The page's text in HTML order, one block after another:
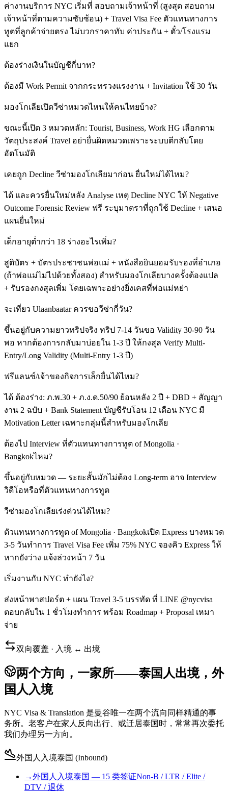
ค่างานบริการ NYC เริ่มที่ สอบถามเจ้าหน้าที่ (สูงสุด สอบถาม
เจ้าหน้าที่ตามความซับซ้อน) + Travel Visa Fee ตัวแทนทางการ
ทูตที่ลูกค้าจ่ายตรง ไม่บวกราคาทับ ค่าประกัน + ตั๋ว/โรงแรม
แยก
ต้องร่างเงินในบัญชีกี่บาท?
ต้องมี Work Permit จากกระทรวงแรงงาน + Invitation ใช้ 30 วัน
มองโกเลียเปิดวีซ่าหมวดไหนให้คนไทยบ้าง?
ขณะนี้เปิด 3 หมวดหลัก: Tourist, Business, Work HG เลือกตาม
วัตถุประสงค์ Travel อย่ายื่นผิดหมวดเพราะระบบตีกลับโดย
อัตโนมัติ
เคยถูก Decline วีซ่ามองโกเลียมาก่อน ยื่นใหม่ได้ไหม?
ได้ และควรยื่นใหม่หลัง Analyse เหตุ Decline NYC ให้ Negative
Outcome Forensic Review ฟรี ระบุมาตราที่ถูกใช้ Decline + เสนอ
แผนยื่นใหม่
เด็กอายุต่ำกว่า 18 ร่างอะไรเพิ่ม?
สูติบัตร + บัตรประชาชนพ่อแม่ + หนังสือยินยอมรับรองที่อำเภอ
(ถ้าพ่อแม่ไม่ไปด้วยทั้งสอง) สำหรับมองโกเลียบางครั้งต้องแปล
+ รับรองกงสุลเพิ่ม โดยเฉพาะอย่างยิ่งเคสที่พ่อแม่หย่า
จะเที่ยว Ulaanbaatar ควรขอวีซ่ากี่วัน?
ขึ้นอยู่กับความยาวทริปจริง ทริป 7-14 วันขอ Validity 30-90 วัน
พอ หากต้องการกลับมาบ่อยใน 1-3 ปี ให้กงสุล Verify Multi-
Entry/Long Validity (Multi-Entry 1-3 ปี)
ฟรีแลนซ์/เจ้าของกิจการเล็กยื่นได้ไหม?
ได้ ต้องร่าง: ภ.พ.30 + ภ.ง.ด.50/90 ย้อนหลัง 2 ปี + DBD + สัญญา
งาน 2 ฉบับ + Bank Statement บัญชีรับโอน 12 เดือน NYC มี
Motivation Letter เฉพาะกลุ่มนี้สำหรับมองโกเลีย
ต้องไป Interview ที่ตัวแทนทางการทูต of Mongolia ·
Bangkokไหม?
ขึ้นอยู่กับหมวด — ระยะสั้นมักไม่ต้อง Long-term อาจ Interview
วิดีโอหรือที่ตัวแทนทางการทูต
วีซ่ามองโกเลียเร่งด่วนได้ไหม?
ตัวแทนทางการทูต of Mongolia · Bangkokเปิด Express บางหมวด
3-5 วันทำการ Travel Visa Fee เพิ่ม 75% NYC จองคิว Express ให้
หากยังว่าง แจ้งล่วงหน้า 7 วัน
เริ่มงานกับ NYC ทำยังไง?
ส่งหน้าพาสปอร์ต + แผน Travel 3-5 บรรทัด ที่ LINE @nycvisa
ตอบกลับใน 1 ชั่วโมงทำการ พร้อม Roadmap + Proposal เหมา
จ่าย
双向覆盖 · 入境 ↔ 出境
两个方向，一家所——泰国人出境，外
国人入境
NYC Visa & Translation 是曼谷唯一在两个流向同样精通的事
务所。老客户在家人反向出行、或迁居泰国时，常常再次委托
我们办理另一方向。
外国人入境泰国 (Inbound)
→外国人入境泰国 — 15 类签证Non-B / LTR / Elite /
DTV / 退休